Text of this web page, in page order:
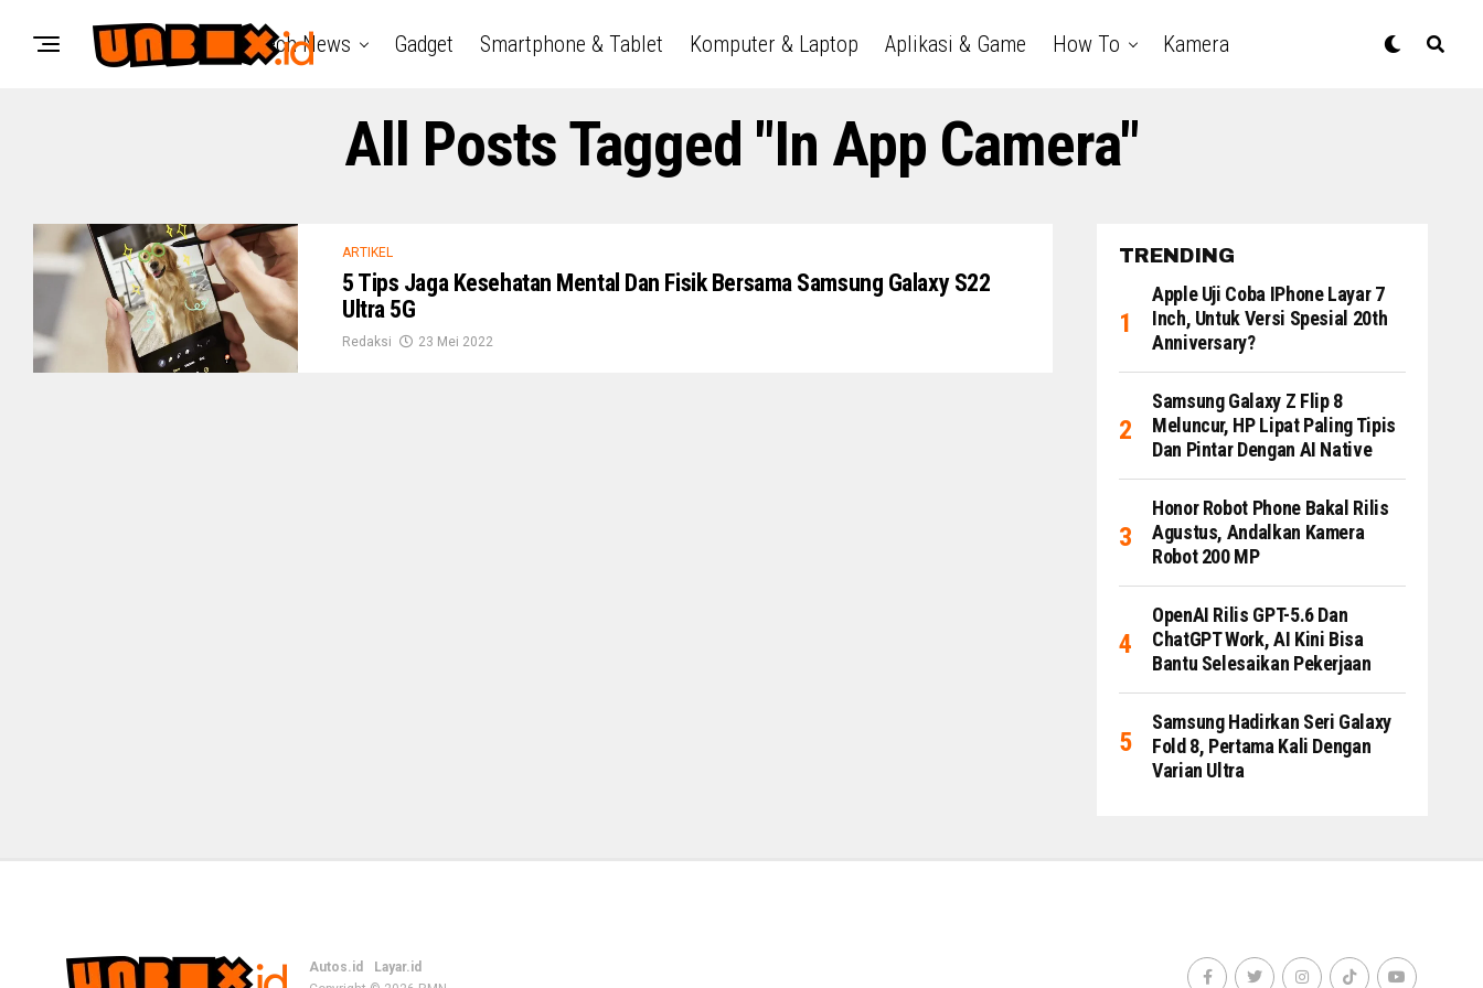
Tech News Gadget Smartphone & Tablet Komputer & Laptop Aplikasi & Game How To Kamera
All Posts Tagged "in App Camera"
ARTIKEL
5 Tips Jaga Kesehatan Mental Dan Fisik Bersama Samsung Galaxy S22
Ultra 5G
Redaksi 23 Mei 2022
TRENDING
Apple Uji Coba IPhone Layar 7
Inch, Untuk Versi Spesial 20th
Anniversary?
Samsung Galaxy Z Flip 8
Meluncur, HP Lipat Paling Tipis
Dan Pintar Dengan AI Native
Honor Robot Phone Bakal Rilis
Agustus, Andalkan Kamera
Robot 200 MP
OpenAI Rilis GPT-5.6 Dan
ChatGPT Work, AI Kini Bisa
Bantu Selesaikan Pekerjaan
Samsung Hadirkan Seri Galaxy
Fold 8, Pertama Kali Dengan
Varian Ultra
Autos.id
Layar.id